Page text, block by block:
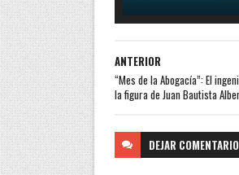
ANTERIOR
“Mes de la Abogacía”: El
la figura de Juan Bautista
DEJAR COMENTARIO